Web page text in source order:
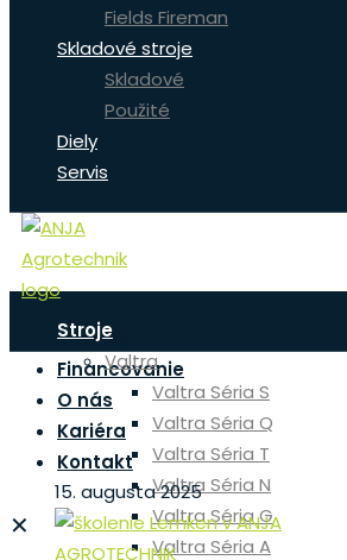
Fields Fireman
Skladové stroje
Skladové
Použité
Diely
Servis
Novinky
Financovanie
O nás
Kariéra
Kontakt
✕
Stroje
Valtra
Valtra Séria S
Valtra Séria Q
Valtra Séria T
Valtra Séria N
Valtra Séria G
Valtra Séria A
15. augusta 2025